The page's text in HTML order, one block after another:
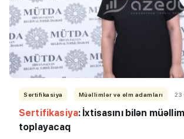
Sertifikasiya Müəllimlər və elm adamları 23
Sertifikasiya: İxtisasını bilən
toplayacaq